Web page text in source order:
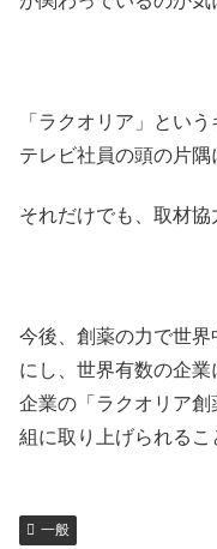
「ラクオリア」とい
テレビ社員の頭の片隅
それだけでも、取材協
今後、創薬の力で世
にし、世界有数の企
企業の「ラクオリア
組に取り上げられるこ
一般